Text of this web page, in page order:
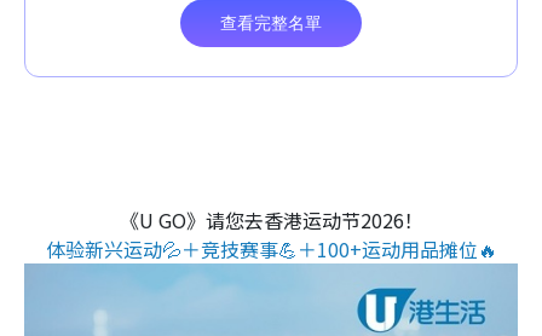
《U GO》请您去香港运动节2026！
体验新兴运动💦＋竞技赛事💪＋100+运动用品摊位🔥